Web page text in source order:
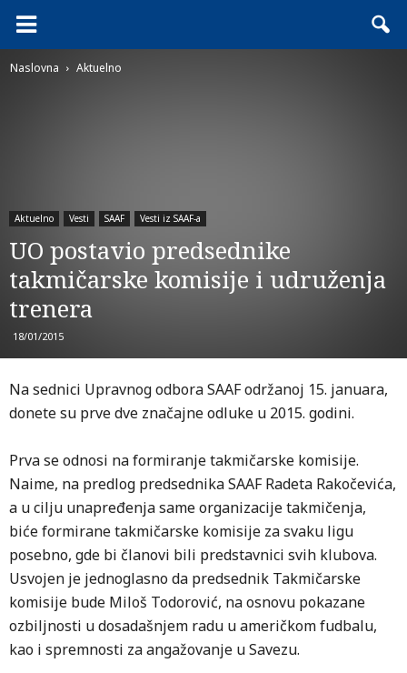
Naslovna Aktuelno
Aktuelno Vesti SAAF Vesti iz SAAF-a
UO postavio predsednike
takmičarske komisije i udruženja
trenera
18/01/2015
Na sednici Upravnog odbora SAAF održanoj 15. januara,
donete su prve dve značajne odluke u 2015. godini.
Prva se odnosi na formiranje takmičarske komisije.
Naime, na predlog predsednika SAAF Radeta Rakočevića,
a u cilju unapređenja same organizacije takmičenja,
biće formirane takmičarske komisije za svaku ligu
posebno, gde bi članovi bili predstavnici svih klubova.
Usvojen je jednoglasno da predsednik Takmičarske
komisije bude Miloš Todorović, na osnovu pokazane
ozbiljnosti u dosadašnjem radu u američkom fudbalu,
kao i spremnosti za angažovanje u Savezu.